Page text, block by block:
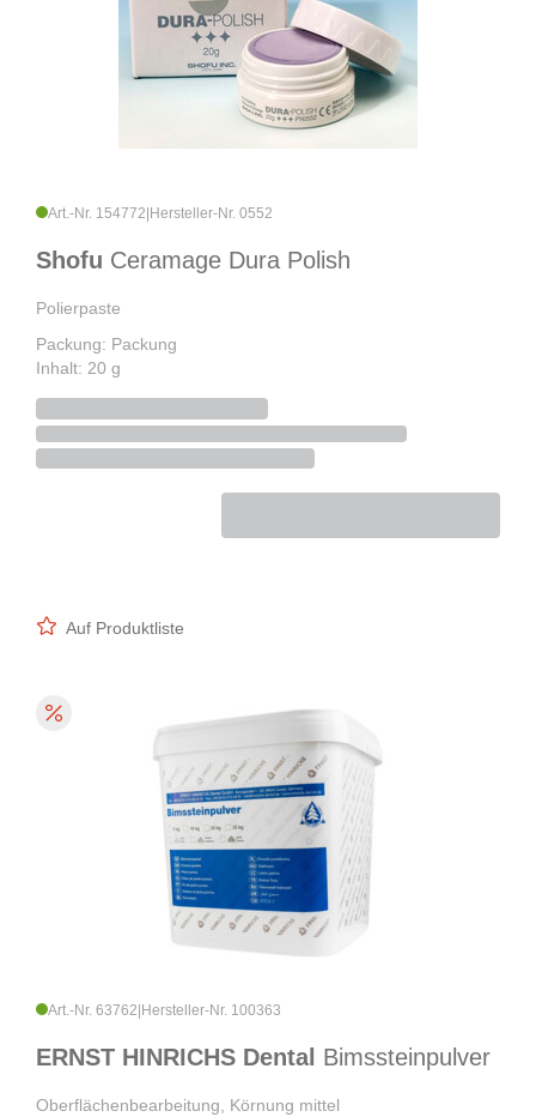
Art.-Nr. 154772 Hersteller-Nr. 0552
Shofu Ceramage Dura Polish
Polierpaste
Packung: Packung
Inhalt: 20 g
Auf Produktliste
Art.-Nr. 63762 Hersteller-Nr. 100363
ERNST HINRICHS Dental Bimssteinpulver
Oberflächenbearbeitung, Körnung mittel